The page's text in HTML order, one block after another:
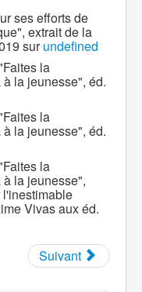
ses efforts de
extrait de la
surundefined
la
la jeunesse", éd.
la
la jeunesse", éd.
la
la jeunesse",
l'inestimable
Vivas aux éd.
Suivant